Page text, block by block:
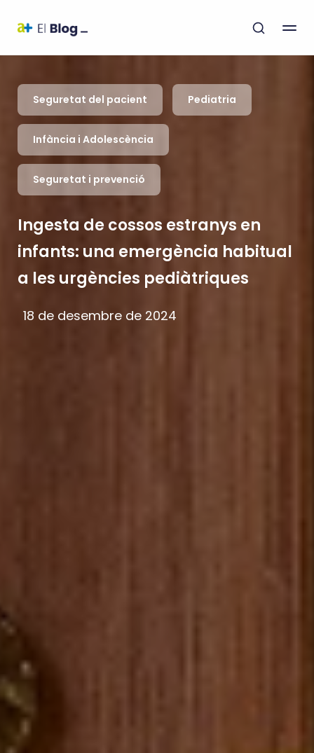
Seguretat del pacient Pediatria
Infància i Adolescència
Seguretat i prevenció
Ingesta de cossos estranys en
infants: una emergència habitual
a les urgències pediàtriques
18 de desembre de 2024